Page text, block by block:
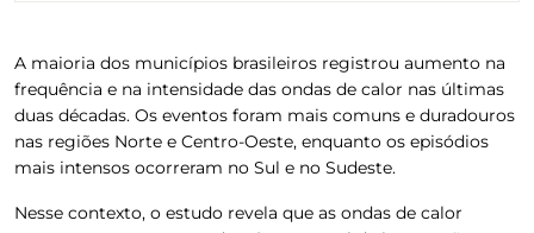
A maioria dos municípios brasileiros registrou aumento na
frequência e na intensidade das ondas de calor nas últimas
duas décadas. Os eventos foram mais comuns e duradouros
nas regiões Norte e Centro-Oeste, enquanto os episódios
mais intensos ocorreram no Sul e no Sudeste.
Nesse contexto, o estudo revela que as ondas de calor